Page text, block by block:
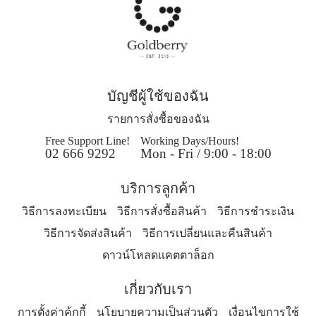
บัญชีผู้ใช้ของฉัน
รายการสั่งซื้อของฉัน
Free Support Line!
02 666 9292
Working Days/Hours!
Mon - Fri / 9:00 - 18:00
บริการลูกค้า
วิธีการลงทะเบียน วิธีการสั่งซื้อสินค้า
วิธีการชำระเงิน
วิธีการจัดส่งสินค้า
วิธีการเปลี่ยนและคืนสินค้า
ดาวน์โหลดแคตตาล็อก
เกี่ยวกับเรา
การตั้งค่าคุ้กกี้ นโยบายความเป็นส่วนตัว เงื่อนไขการใช้